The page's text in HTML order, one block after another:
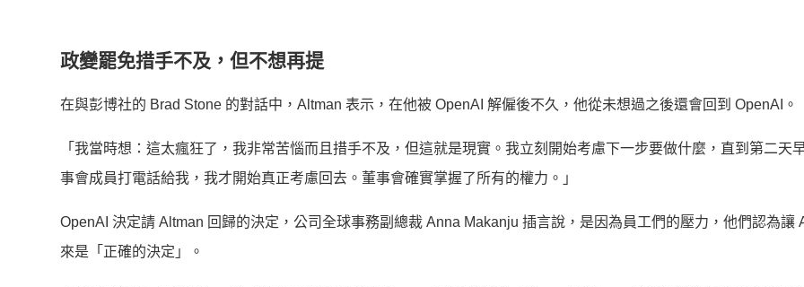
政變罷免措手不及，但不想再提
在與彭博社的 Brad Stone 的對話中，Altman 表示，在他被 OpenAI 解僱後不久，他從未想過之後還會回到 OpenAI。
「我當時想：這太瘋狂了，我非常苦惱而且措手不及，但這就是現實。我立刻開始考慮下一步要做什麼，直到第二天
事會成員打電話給我，我才開始真正考慮回去。董事會確實掌握了所有的權力。」
OpenAI 決定請 Altman 回歸的決定，公司全球事務副總裁 Anna Makanju 插言說，是因為員工們的壓力，他們認為讓
來是「正確的決定」。